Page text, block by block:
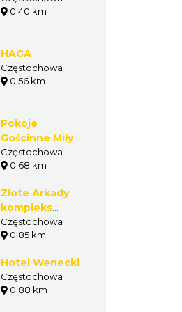
0.40 km
HAGA
Częstochowa
0.56 km
Pokoje
Gościnne Miły
Częstochowa
0.68 km
Złote Arkady
kompleks
hotelowo-
gastronomiczny
Częstochowa
0.85 km
Hotel Wenecki
Częstochowa
0.88 km